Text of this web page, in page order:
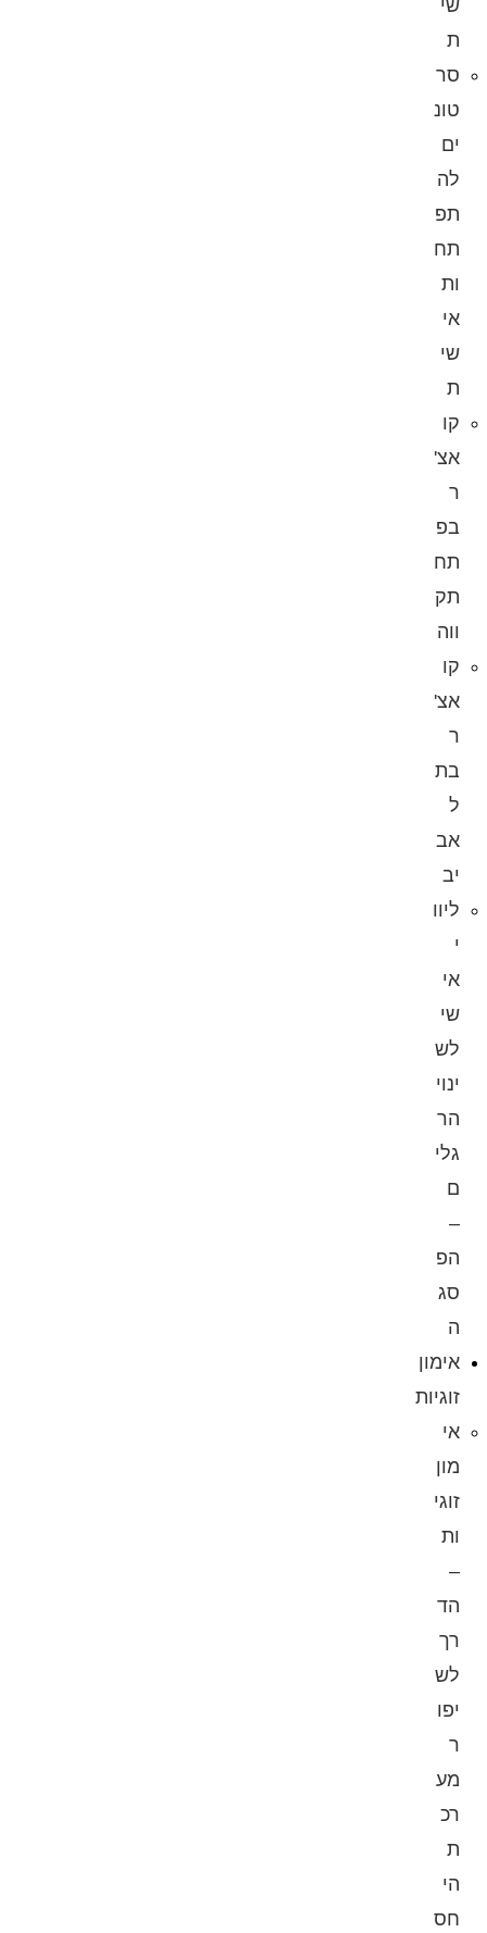
שי
ת
סר
טונ
ים
לה
תפ
תח
ות
אי
שי
ת
קו
אצ'
ר
בפ
תח
תק
ווה
קו
אצ'
ר
בת
ל
אב
יב
ליוו
י
אי
שי
לש
ינוי
הר
גלי
ם
–
הפ
סג
ה
אימון
זוגיות
אי
מון
זוגי
ות
–
הד
רך
לש
יפו
ר
מע
רכ
ת
הי
חס